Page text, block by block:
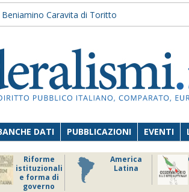
Caravita di Toritto
DATI PUBBLICAZIONI EVENTI
Riforme
istituzionali
e forma di
governo
America
Latina